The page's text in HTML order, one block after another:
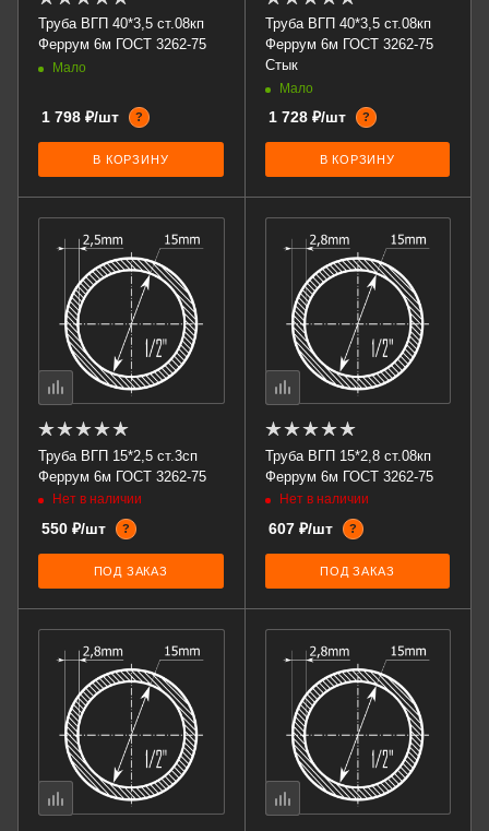
Труба ВГП 40*3,5 ст.08кп
Феррум 6м ГОСТ 3262-75
Мало
1 798 ₽/шт ?
В КОРЗИНУ
Труба ВГП 40*3,5 ст.08кп
Феррум 6м ГОСТ 3262-75
Стык
Мало
1 728 ₽/шт ?
В КОРЗИНУ
Труба ВГП 15*2,5 ст.3сп
Феррум 6м ГОСТ 3262-75
Нет в наличии
550 ₽/шт ?
ПОД ЗАКАЗ
Труба ВГП 15*2,8 ст.08кп
Феррум 6м ГОСТ 3262-75
Нет в наличии
607 ₽/шт ?
ПОД ЗАКАЗ